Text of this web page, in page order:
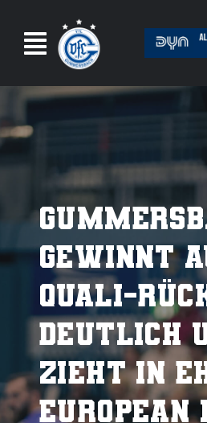
Inhalt
springen
gewinnt
Quali-
deutlich
zieht in
European